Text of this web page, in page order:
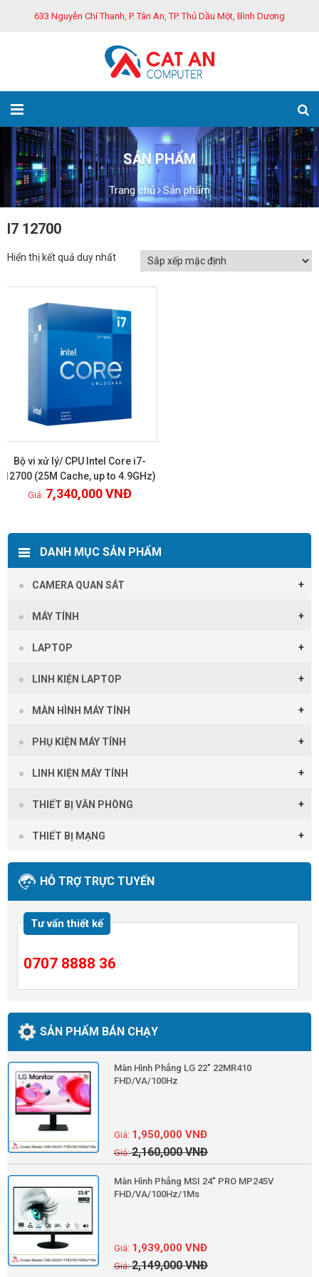
633 Nguyễn Chí Thanh, P. Tân An, TP. Thủ Dầu Một, Bình Dương
SẢN PHẨM
Trang chủ Sản phẩm
I7 12700
Hiển thị kết quả duy nhất
Xem chi tiết
Bộ vi xử lý/ CPU Intel Core i7-
12700 (25M Cache, up to 4.9GHz)
7,340,000VNĐ
DANH MỤC SẢN PHẨM
CAMERA QUAN SÁT
MÁY TÍNH
LAPTOP
LINH KIỆN LAPTOP
MÀN HÌNH MÁY TÍNH
PHỤ KIỆN MÁY TÍNH
LINH KIỆN MÁY TÍNH
THIẾT BỊ VĂN PHÒNG
THIẾT BỊ MẠNG
HỖ TRỢ TRỰC TUYẾN
Tư vấn thiết kế
0707 8888 36
SẢN PHẨM BÁN CHẠY
Màn Hình Phẳng LG 22" 22MR410
FHD/VA/100Hz
2,160,000VNĐ
1,950,000VNĐ
Màn Hình Phẳng MSI 24" PRO MP245V
FHD/VA/100Hz/1Ms
2,149,000VNĐ
1,939,000VNĐ